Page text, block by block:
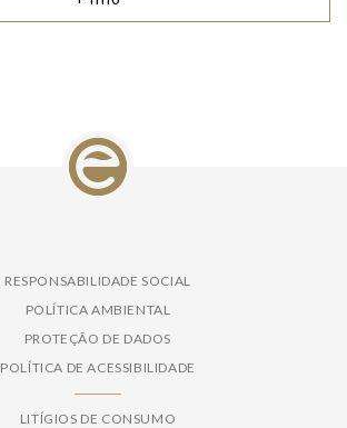
RESPONSABILIDADE SOCIAL
POLÍTICA AMBIENTAL
PROTEÇÃO DE DADOS
POLÍTICA DE ACESSIBILIDADE
LITÍGIOS DE CONSUMO